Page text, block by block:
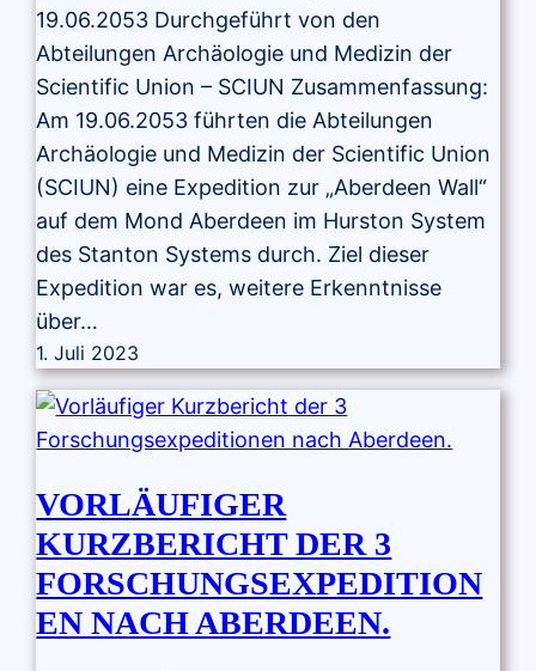
19.06.2053 Durchgeführt von den
Abteilungen Archäologie und Medizin der
Scientific Union – SCIUN Zusammenfassung:
Am 19.06.2053 führten die Abteilungen
Archäologie und Medizin der Scientific Union
(SCIUN) eine Expedition zur „Aberdeen Wall“
auf dem Mond Aberdeen im Hurston System
des Stanton Systems durch. Ziel dieser
Expedition war es, weitere Erkenntnisse
über…
1. Juli 2023
VORLÄUFIGER
KURZBERICHT DER 3
FORSCHUNGSEXPEDITION
EN NACH ABERDEEN.